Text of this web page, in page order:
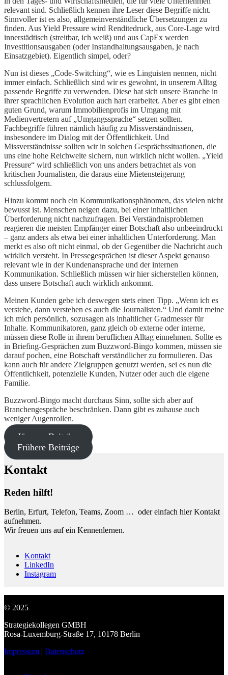
relevant sind. Schließlich kennen ihre Leser diese Begriffe nicht.
Sinnvoller ist es also, allgemeinverständliche Übersetzungen zu
finden. Aus Yield Pressure wird Renditedruck, aus Core-Lage wird
innerstädtisch (streitbar, ich weiß) und aus CapEx werden
Investitionsausgaben (oder Instandhaltungsausgaben, je nach
Einsatzgebiet). Eigentlich simpel, oder?
Nun ist dieses „Code-Switching“, wie es Linguisten nennen, nicht
immer einfach. Schließlich sind wir es gewohnt, in unserem Alltag
passende Begriffe zu verwenden. Diese hat sich unsere Branche in
ihrer sprachlichen Evolution auch hart erarbeitet. Aber es gibt einen
guten Grund, warum Immobilienprofis im Umgang mit
Medienvertretern auf „Umgangssprache“ setzen sollten.
Fachbegriffe führen nämlich häufig zu Missverständnissen,
insbesondere im Dialog mit der Öffentlichkeit. Und
Missverständnisse sollten wir in solchen Gesprächssituationen, die
uns eine hohe Reichweite sichern, nun wirklich nicht wollen. „Yield
Pressure“ wird schließlich von uns anders betrachtet als von
kritischen Journalisten, die daraus eine Mietensteigerung
schlussfolgern.
Hinzu kommt noch ein Kommunikationsphänomen, das vielen nicht
bewusst ist. Menschen neigen dazu, bei einer inhaltlichen
Überforderung nicht nachzufragen. Bei Verständnisproblemen
reagieren die meisten Empfänger einer Botschaft also unbeeindruckt
– ganz anders als etwa bei einer inhaltlichen Unterforderung. Man
merkt es also oft nicht einmal, ob der Gegenüber die Nachricht auch
wirklich versteht. In Pressegesprächen ist dieser Aspekt genauso
relevant wie in der Kundenansprache und der internen
Kommunikation. Schließlich müssen wir hier sicherstellen können,
dass unsere Botschaft auch wirklich ankommt.
Meinen Kunden gebe ich deswegen stets einen Tipp. „Wenn ich es
verstehe, dann verstehen es auch die Journalisten.“ Und damit meine
ich mich persönlich, sozusagen als inhaltlicher Gradmesser für
Inhalte. Kommunikatoren, ganz gleich ob externe oder interne,
müssen diese Rolle in ihrem beruflichen Alltag einnehmen. Sollte es
in Briefing-Gesprächen zum Buzzword-Bingo kommen, müssen sie
darauf pochen, eine Botschaft verständlicher zu formulieren. Das
kann auch für andere Zielgruppen genutzt werden, sei es nun die
Öffentlichkeit, potenzielle Kunden, Nutzer oder auch die eigene
Familie.
Buzzword-Bingo macht durchaus Sinn, sollte sich aber auf
Branchengespräche beschränken. Dann gibt es zuhause auch
weniger Augenrollen.
Jüngere Beiträge
Frühere Beiträge
Kontakt
Reden hilft!
Berlin, Erfurt, Telefon, Teams, Zoom … oder einfach hier Kontakt
aufnehmen.
Wir freuen uns auf ein Kennenlernen.
Kontakt
LinkedIn
Instagram
© 2025
Strategiekollegen GMBH
Rosa-Luxemburg-Straße 17, 10178 Berlin
Impressum | Datenschutz